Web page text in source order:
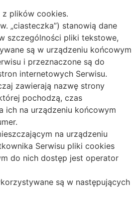
plików cookies.
„ciasteczka”) stanowią dane
szczególności pliki tekstowe,
są w urządzeniu końcowym
i przeznaczone są do
internetowych Serwisu.
zawierają nazwę strony
pochodzą, czas
ich na urządzeniu końcowym
na urządzeniu
Serwisu pliki cookies
do nich dostęp jest operator
są w następujących